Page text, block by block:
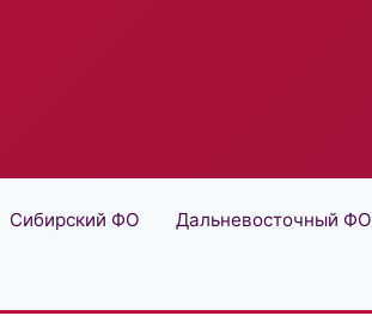
Сибирский ФО Дальневосточный ФО